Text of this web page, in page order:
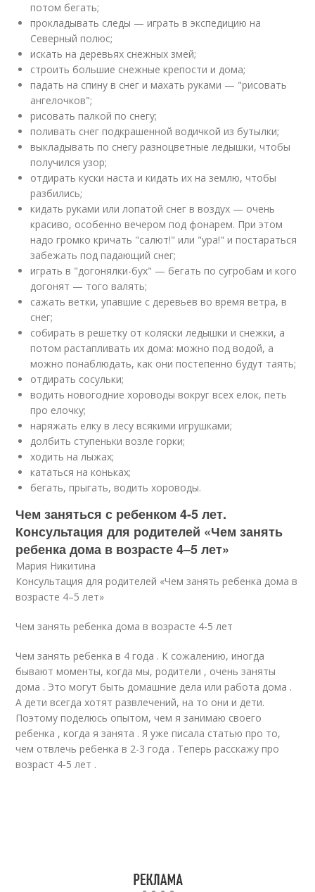
потом бегать;
прокладывать следы — играть в экспедицию на
Северный полюс;
искать на деревьях снежных змей;
строить большие снежные крепости и дома;
падать на спину в снег и махать руками — "рисовать
ангелочков";
рисовать палкой по снегу;
поливать снег подкрашенной водичкой из бутылки;
выкладывать по снегу разноцветные ледышки, чтобы
получился узор;
отдирать куски наста и кидать их на землю, чтобы
разбились;
кидать руками или лопатой снег в воздух — очень
красиво, особенно вечером под фонарем. При этом
надо громко кричать "салют!" или "ура!" и постараться
забежать под падающий снег;
играть в "догонялки-бух" — бегать по сугробам и кого
догонят — того валять;
сажать ветки, упавшие с деревьев во время ветра, в
снег;
собирать в решетку от коляски ледышки и снежки, а
потом растапливать их дома: можно под водой, а
можно понаблюдать, как они постепенно будут таять;
отдирать сосульки;
водить новогодние хороводы вокруг всех елок, петь
про елочку;
наряжать елку в лесу всякими игрушками;
долбить ступеньки возле горки;
ходить на лыжах;
кататься на коньках;
бегать, прыгать, водить хороводы.
Чем заняться с ребенком 4-5 лет.
Консультация для родителей «Чем занять
ребенка дома в возрасте 4–5 лет»
Мария Никитина
Консультация для родителей «Чем занять ребенка дома в
возрасте 4–5 лет»
Чем занять ребенка дома в возрасте 4-5 лет
Чем занять ребенка в 4 года . К сожалению, иногда
бывают моменты, когда мы, родители , очень заняты
дома . Это могут быть домашние дела или работа дома .
А дети всегда хотят развлечений, на то они и дети.
Поэтому поделюсь опытом, чем я занимаю своего
ребенка , когда я занята . Я уже писала статью про то,
чем отвлечь ребенка в 2-3 года . Теперь расскажу про
возраст 4-5 лет .